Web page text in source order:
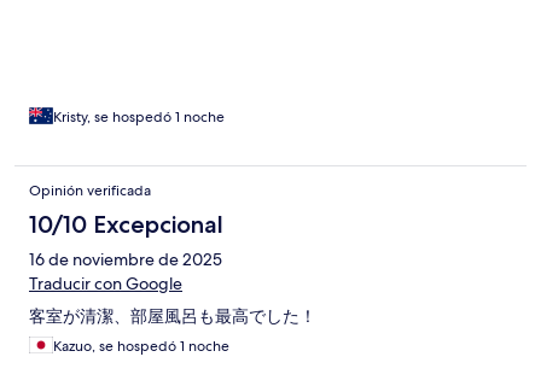
Kristy, se hospedó 1 noche
Opinión verificada
10/10 Excepcional
16 de noviembre de 2025
Traducir con Google
客室が清潔、部屋風呂も最高でした！
Kazuo, se hospedó 1 noche